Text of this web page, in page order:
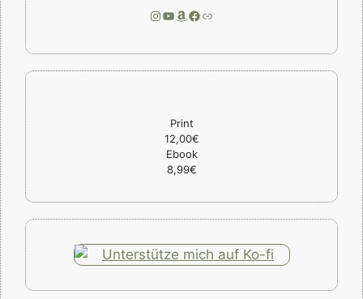
Instagram
YouTube
Amazon
Facebook
Link
Print
12,00€
Ebook
8,99€